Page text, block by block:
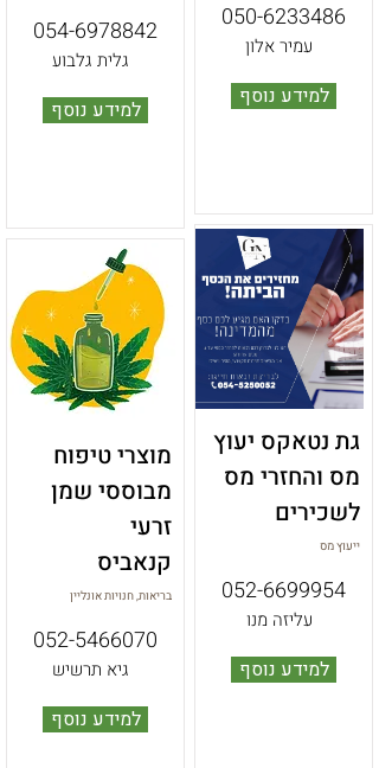
050-6233486
עמיר אלון
למידע נוסף
ייעוץ מס
052-6699954
עליזה מנו
למידע נוסף
גת נטאקס יעוץ
מס והחזרי מס
לשכירים
054-6978842
גלית גלבוע
למידע נוסף
בריאות, חנויות אונליין
052-5466070
גיא תרשיש
למידע נוסף
מוצרי טיפוח
מבוססי שמן
זרעי
קנאביס